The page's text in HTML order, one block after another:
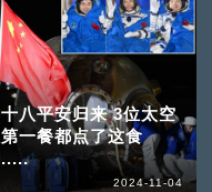
八平安归来 3位太空
第一餐都点了这食
2024-11-04